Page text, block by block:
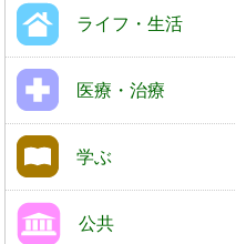
ライフ・生活
医療・治療
学ぶ
公共